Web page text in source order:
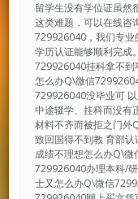
留学生没有学位证虽然
这类难题，可以在线
729926040，我们专业
学历认证能够顺利完成
729926040挂科拿不
怎么办Q\微信
729926040没毕业可
中途辍学、挂科而没有
材料不齐而被拒之门外
致回国得不到教 育部
成绩不理想怎么办Q\
729926040办理本科/
士又怎么办Q\微信